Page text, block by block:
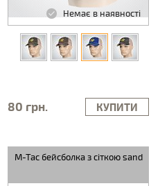
Немає в наявності
80 грн. КУПИТИ
M-Tac бейсболка з сіткою sand